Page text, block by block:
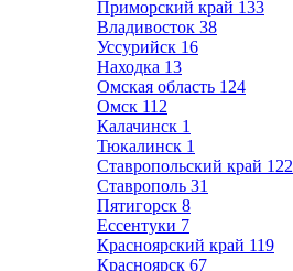
Приморский край 133
Владивосток 38
Уссурийск 16
Находка 13
Омская область 124
Омск 112
Калачинск 1
Тюкалинск 1
Ставропольский край 122
Ставрополь 31
Пятигорск 8
Ессентуки 7
Красноярский край 119
Красноярск 67